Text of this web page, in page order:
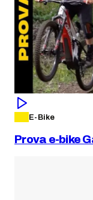
E-Bike
Prova e-bike